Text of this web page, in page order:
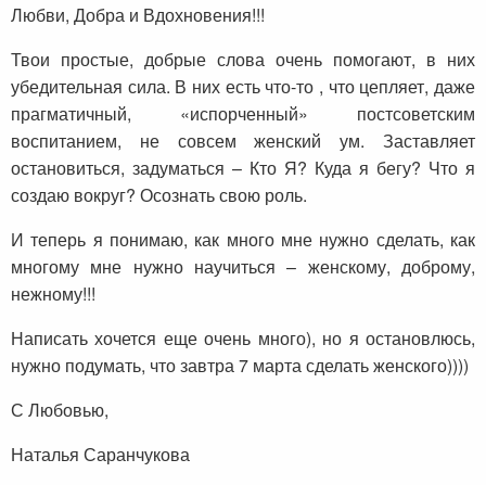
Любви, Добра и Вдохновения!!!
Твои простые, добрые слова очень помогают, в них
убедительная сила. В них есть что-то , что цепляет, даже
прагматичный, «испорченный» постсоветским
воспитанием, не совсем женский ум. Заставляет
остановиться, задуматься – Кто Я? Куда я бегу? Что я
создаю вокруг? Осознать свою роль.
И теперь я понимаю, как много мне нужно сделать, как
многому мне нужно научиться – женскому, доброму,
нежному!!!
Написать хочется еще очень много), но я остановлюсь,
нужно подумать, что завтра 7 марта сделать женского))))
С Любовью,
Наталья Саранчукова